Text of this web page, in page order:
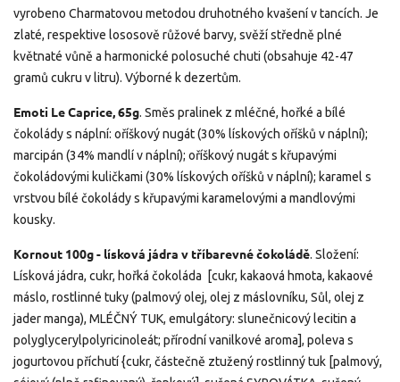
vyrobeno Charmatovou metodou druhotného kvašení v tancích. Je
zlaté, respektive lososově růžové barvy, svěží středně plné
květnaté vůně a harmonické polosuché chuti (obsahuje 42-47
gramů cukru v litru). Výborné k dezertům.
Emoti Le Caprice, 65g. Směs pralinek z mléčné, hořké a bílé
čokolády s náplní: oříškový nugát (30% lískových oříšků v náplní);
marcipán (34% mandlí v náplní); oříškový nugát s křupavými
čokoládovými kuličkami (30% lískových oříšků v náplní); karamel s
vrstvou bílé čokolády s křupavými karamelovými a mandlovými
kousky.
Kornout 100g - lísková jádra v tříbarevné čokoládě. Složení:
Lísková jádra, cukr, hořká čokoláda [cukr, kakaová hmota, kakaové
máslo, rostlinné tuky (palmový olej, olej z máslovníku, Sůl, olej z
jader manga), MLÉČNÝ TUK, emulgátory: slunečnicový lecitin a
polyglycerylpolyricinoleát; přírodní vanilkové aroma], poleva s
jogurtovou příchutí {cukr, částečně ztužený rostlinný tuk [palmový,